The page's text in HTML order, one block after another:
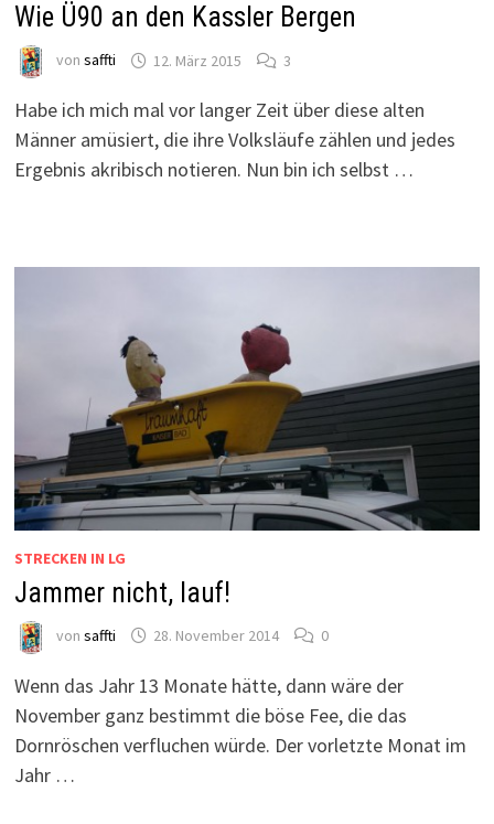
Wie Ü90 an den Kassler Bergen
von saffti 12. März 2015 3
Habe ich mich mal vor langer Zeit über diese alten
Männer amüsiert, die ihre Volksläufe zählen und jedes
Ergebnis akribisch notieren. Nun bin ich selbst …
STRECKEN IN LG
Jammer nicht, lauf!
von saffti 28. November 2014 0
Wenn das Jahr 13 Monate hätte, dann wäre der
November ganz bestimmt die böse Fee, die das
Dornröschen verfluchen würde. Der vorletzte Monat im
Jahr …